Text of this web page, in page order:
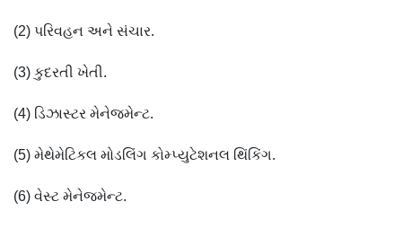
(2) પરિવહન અને સંચાર.
(3) કુદરતી ખેતી.
(4) ડિઝાસ્ટર મેનેજમેન્ટ.
(5) મેથેમેટિકલ મોડલિંગ કોમ્પ્યુટેશનલ થિંકિંગ.
(6) વેસ્ટ મેનેજમેન્ટ.